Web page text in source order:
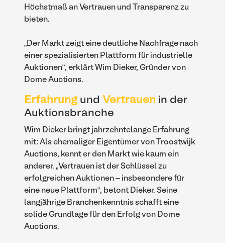
Höchstmaß an Vertrauen und Transparenz zu
bieten.
„Der Markt zeigt eine deutliche Nachfrage nach
einer spezialisierten Plattform für industrielle
Auktionen“, erklärt Wim Dieker, Gründer von
Dome Auctions.
Erfahrung und Vertrauen in der
Auktionsbranche
Wim Dieker bringt jahrzehntelange Erfahrung
mit: Als ehemaliger Eigentümer von Troostwijk
Auctions, kennt er den Markt wie kaum ein
anderer. „Vertrauen ist der Schlüssel zu
erfolgreichen Auktionen – insbesondere für
eine neue Plattform“, betont Dieker. Seine
langjährige Branchenkenntnis schafft eine
solide Grundlage für den Erfolg von Dome
Auctions.